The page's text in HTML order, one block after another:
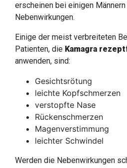
erscheinen bei einigen
Nebenwirkungen.
Einige der meist verbreiteten
Patienten, die Kamagra
anwenden, sind:
Gesichtsrötung
leichte Kopfschmerzen
verstopfte Nase
Rückenschmerzen
Magenverstimmung
leichter Schwindel
Werden die Nebenwirkungen